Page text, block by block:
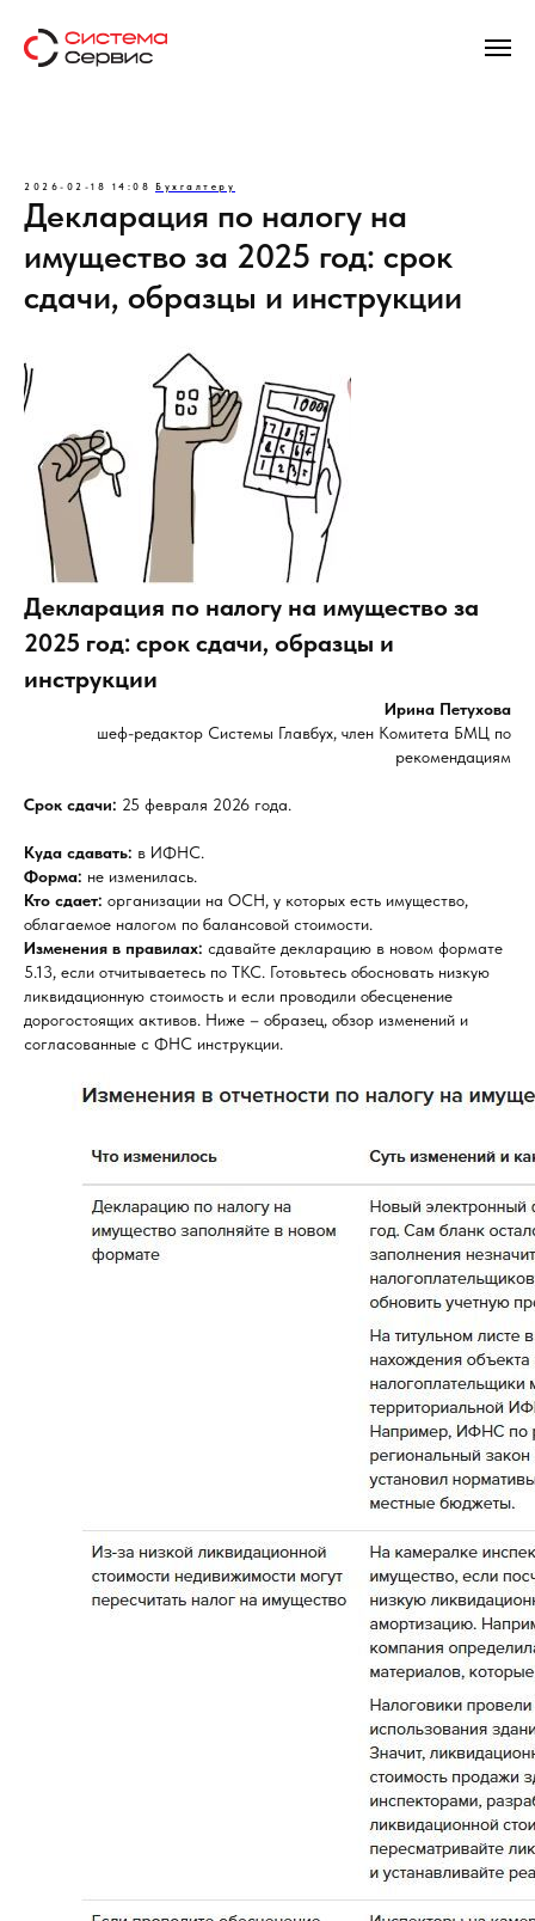
2026-02-18 14:08 Бухгалтеру
Декларация по налогу на
имущество за 2025 год: срок
сдачи, образцы и инструкции
Декларация по налогу на имущество за
2025 год: срок сдачи, образцы и
инструкции
Ирина Петухова
шеф-редактор Системы Главбух, член Комитета БМЦ по
рекомендациям
Срок сдачи: 25 февраля 2026 года.
Куда сдавать: в ИФНС.
Форма: не изменилась.
Кто сдает: организации на ОСН, у которых есть имущество,
облагаемое налогом по балансовой стоимости.
Изменения в правилах: сдавайте декларацию в новом формате
5.13, если отчитываетесь по ТКС. Готовьтесь обосновать низкую
ликвидационную стоимость и если проводили обесценение
дорогостоящих активов. Ниже – образец, обзор изменений и
согласованные с ФНС инструкции.